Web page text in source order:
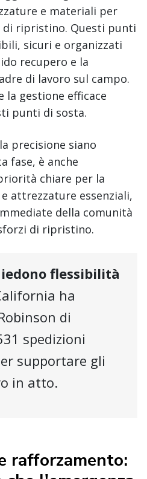
e materiali per
di ripristino. Questi punti
sicuri e organizzati
recupero e la
di lavoro sul campo.
la gestione efficace
punti di sosta.
precisione siano
fase, è anche
chiare per la
attrezzature essenziali,
della comunità
di ripristino.
flessibilità
ha
di
spedizioni
supportare gli
in atto.
rafforzamento: